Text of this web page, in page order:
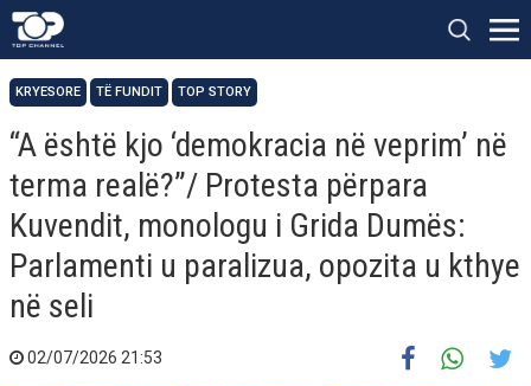
KRYESORE TË FUNDIT TOP STORY
“A është kjo ‘demokracia në veprim’ në
terma realë?”/ Protesta përpara
Kuvendit, monologu i Grida Dumës:
Parlamenti u paralizua, opozita u kthye
në seli
02/07/2026 21:53